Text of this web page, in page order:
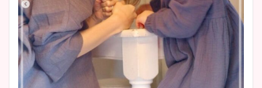
宇賀神メグアナのニット画像
まとめ！足も美脚でカップも
凄い！